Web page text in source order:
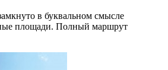
в буквальном смысле
площади. Полный маршрут